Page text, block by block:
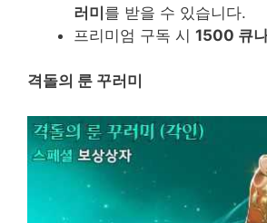
러미를 받을 수 있습니다.
프리미엄 구독 시 1500 큐
격돌의 룬 꾸러미